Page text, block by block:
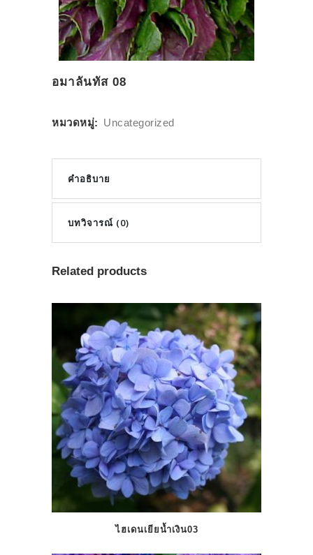
อมาลันทัส 08
หมวดหมู่: Uncategorized
คำอธิบาย
บทวิจารณ์ (0)
Related products
ไฮเดนเยียน้ำเงิน03